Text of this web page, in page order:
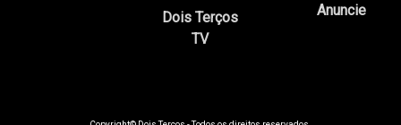
Dois Terços
TV
Anuncie